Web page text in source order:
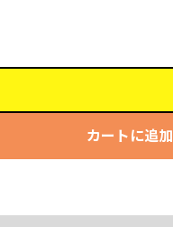
カートに追加